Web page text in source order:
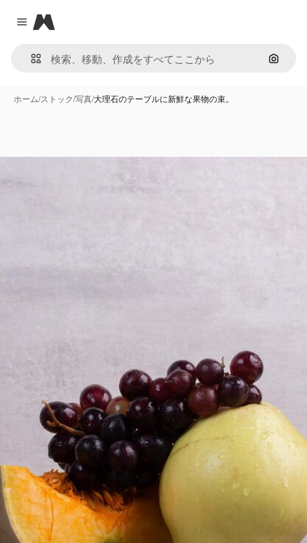
Close menu
Magnific
画像で
ホーム/ストック/写真/大理石のテーブルに新鮮な果物の束。